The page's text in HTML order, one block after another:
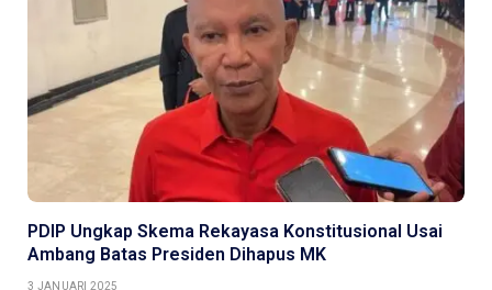
PDIP Ungkap Skema Rekayasa Konstitusional Usai
Ambang Batas Presiden Dihapus MK
3 JANUARI 2025